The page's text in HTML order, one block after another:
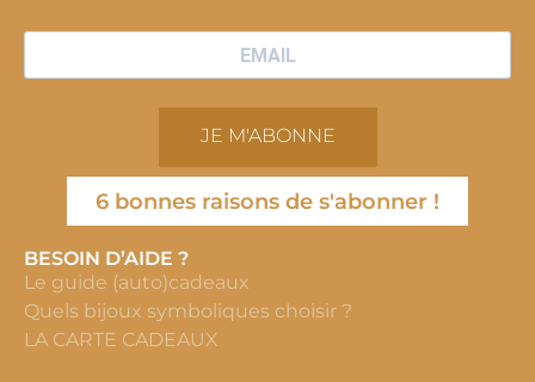
JE M'ABONNE
6 bonnes raisons de s'abonner !
BESOIN D’AIDE ?
Le guide (auto)cadeaux
Quels bijoux symboliques choisir ?
LA CARTE CADEAUX